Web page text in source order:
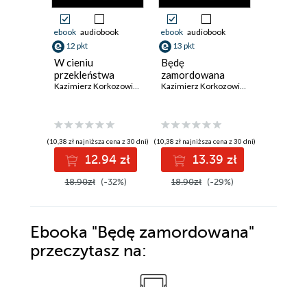
ebook audiobook
12 pkt
W cieniu
przekleństwa
(10,38 zł najniższa cena z 30 dni)
12.94 zł
18.90zł (-32%)
ebook audiobook
13 pkt
Będę
zamordowana
(10,38 zł najniższa cena z 30 dni)
13.39 zł
18.90zł (-29%)
Ebooka "Będę zamordowana"
przeczytasz na: